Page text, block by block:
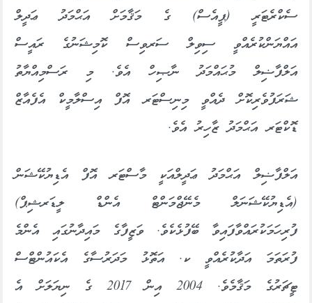
ސެކްރެޓަރީ (ޕީއެސް) ގެ މަޤާމަށް އަޙްމަދު ޢަދީލް
އައްޔަންކުރެއްވީ ސިވިލް ސަރވިސް ކޮމިޝަނުގެ ރައީސް
އަލްފާޟިލް މުޙައްމަދު ނާޞިހް އެވެ. މި ރަސްމިއްޔާތު
ޝަރަފުވެރިކޮށް ދެއްވީ މިނިސްޓަރ އޮފް އިސްލާމީކް އެފެއާޒް
ޑޮކްޓަރ އަޙްމަދު ޒާހިރު އެވެ.
އަލްފާޟިލް އަޙްމަދު ޢަދީލްއަކީ މާސްޓަރ އޮފް އެޑިޔުކޭޝަން
(އެޑިޔުކޭޝަނަލް މެނޭޖްމަންޓް އެންޑް ލީޑަރޝިޕް)
ފުރިހަމަކުރައްވާފައިވާ ބޭފުޅެކެވެ. ވަޒީފާގެ މައިދާނުގައި އެންމެ
ފުރަތަމަ އަދާކުރެއްވީ ކ. އަތޮޅު މަދަރުސާގެ އެކައުންޓްސް
ޓީޗަރުގެ މަޤާމެވެ. 2004 އިން 2017 ގެ ނިޔަލަށް އެ